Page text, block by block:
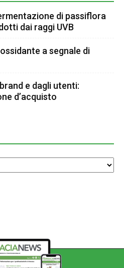
di passiflora
dai raggi UVB
a segnale di
e dagli utenti:
d’acquisto